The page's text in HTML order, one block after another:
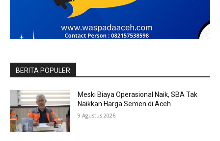
BERITA POPULER
Meski Biaya Operasional Naik, SBA Tak
Naikkan Harga Semen di Aceh
9 Agustus 2026